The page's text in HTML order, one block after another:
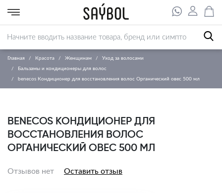
Главная Красота Женщинам Уход за волосами
Бальзамы и кондиционеры для волос
benecos Кондиционер для восстановления волос Органический овес 500 мл
BENECOS КОНДИЦИОНЕР ДЛЯ
ВОССТАНОВЛЕНИЯ ВОЛОС
ОРГАНИЧЕСКИЙ ОВЕС 500 МЛ
Отзывов нет Оставить отзыв